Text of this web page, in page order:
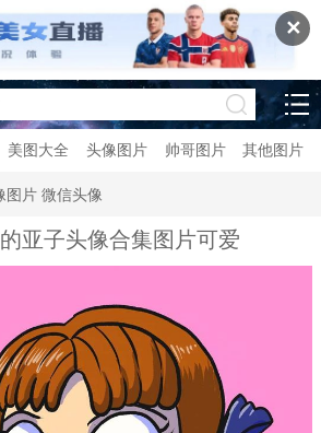
✕
美图大全 头像图片 帅哥图片 其他图片
图片 微信头像
亚子头像合集图片可爱